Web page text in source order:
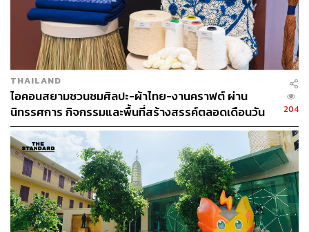
THAILAND
ไอคอนสยามชวนชมศิลปะ-ผ้าไทย-งานคราฟต์ ผ่าน
นิทรรศการ กิจกรรมและพื้นที่สร้างสรรค์ตลอดเดือนวัน
แม่ [ADVERTORIAL]
204